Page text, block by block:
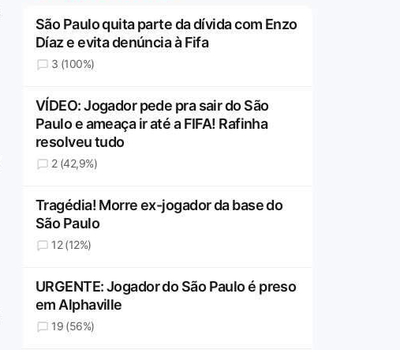
São Paulo quita parte da dívida com Enzo
Díaz e evita denúncia à Fifa
3 (100%)
VÍDEO: Jogador pede pra sair do São
Paulo e ameaça ir até a FIFA! Rafinha
resolveu tudo
2 (42,9%)
Tragédia! Morre ex-jogador da base do
São Paulo
12 (12%)
URGENTE: Jogador do São Paulo é preso
em Alphaville
19 (56%)